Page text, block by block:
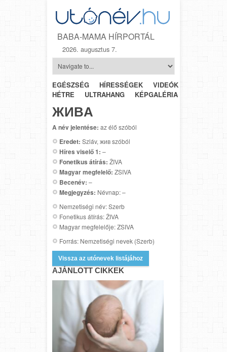
BABA-MAMA HÍRPORTÁL
2026. augusztus 7.
EGÉSZSÉG HÍRESSÉGEK VIDEÓK
HÉTRŐL-
HÉTRE
ULTRAHANG KÉPGALÉRIA
ЖИВA
A név jelentése: az élő szóból
Eredet: Szláv, жив szóból
Híres viselő 1: –
Fonetikus átírás: ŽIVA
Magyar megfelelő: ZSIVA
Becenév: –
Megjegyzés: Névnap: –
Nemzetiségi név: Szerb
Fonetikus átírás: ŽIVA
Magyar megfelelője: ZSIVA
Forrás: Nemzetiségi nevek (Szerb)
Vissza az utónevek listájához
AJÁNLOTT CIKKEK